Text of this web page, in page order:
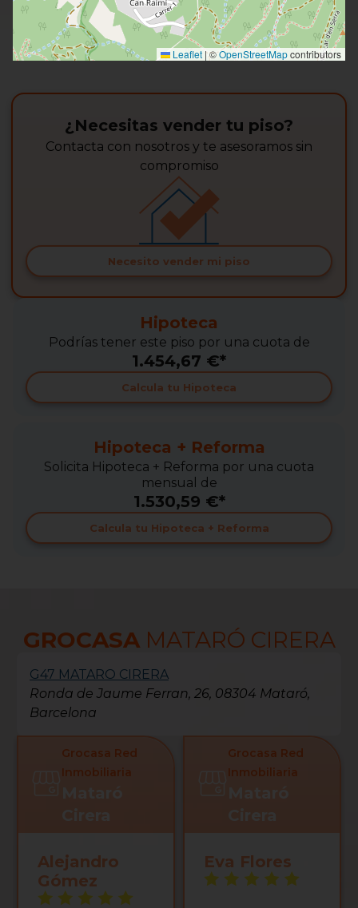
Leaflet |©OpenStreetMapcontributors
¿Necesitas vender tu piso?
Contacta con nosotros y te asesoramos sin
compromiso
Necesito vender mi piso
Hipoteca
Podrías tener este piso por una cuota de
1.454,67 €*
Calcula tu Hipoteca
Hipoteca + Reforma
Solicita Hipoteca + Reforma por una cuota
mensual de
1.530,59 €*
Calcula tu Hipoteca + Reforma
GROCASA MATARÓ CIRERA
G47 MATARO CIRERA
Ronda de Jaume Ferran, 26, 08304 Mataró,
Barcelona
Grocasa Red
Inmobiliaria
Alejandro
Gómez
Grocasa Red
Inmobiliaria
Eva Flores